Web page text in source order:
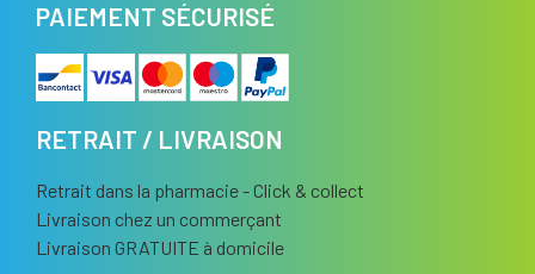
PAIEMENT SÉCURISÉ
RETRAIT / LIVRAISON
Retrait dans la pharmacie - Click & collect
Livraison chez un commerçant
Livraison GRATUITE à domicile